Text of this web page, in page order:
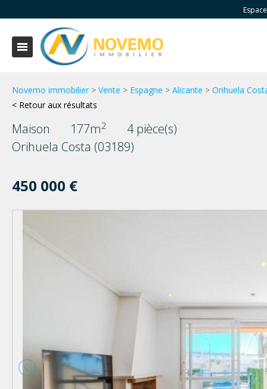
Novemo immobilier > Vente > Espagne > Alicante > Orihuela
< Retour aux résultats
Maison 177m2
4 pièce(s)
Orihuela Costa (03189)
450 000 €